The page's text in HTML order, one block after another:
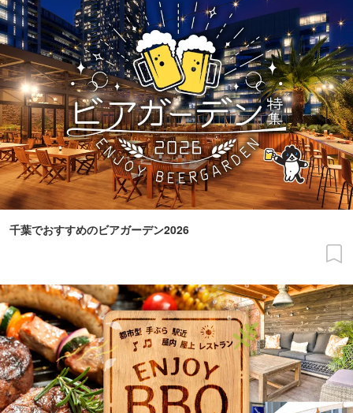
千葉でおすすめのビアガーデン2026